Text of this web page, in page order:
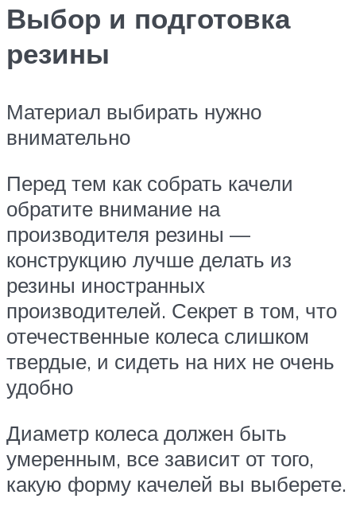
Выбор и подготовка
резины
Материал выбирать нужно
внимательно
Перед тем как собрать качели
обратите внимание на
производителя резины —
конструкцию лучше делать из
резины иностранных
производителей. Секрет в том, что
отечественные колеса слишком
твердые, и сидеть на них не очень
удобно
Диаметр колеса должен быть
умеренным, все зависит от того,
какую форму качелей вы выберете.